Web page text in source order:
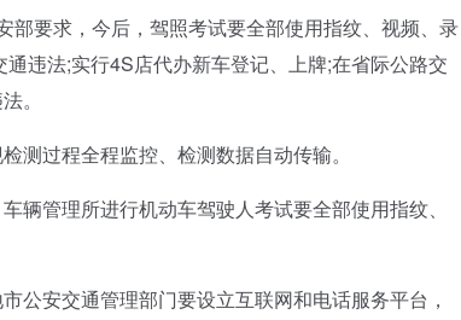
要求，今后，驾照考试要全部使用指纹、视频、录
违法;实行4S店代办新车登记、上牌;在省际公路交
。
过程全程监控、检测数据自动传输。
管理所进行机动车驾驶人考试要全部使用指纹、
安交通管理部门要设立互联网和电话服务平台，